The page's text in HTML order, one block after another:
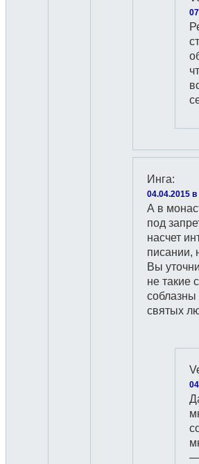
Инга:
04.04.2015 в
А в
под
насчет
писании,
Вы
не такие
соблазны
святых